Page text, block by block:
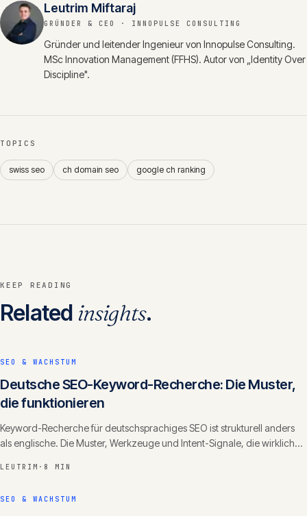
Leutrim Miftaraj
GRÜNDER & CEO · INNOPULSE CONSULTING
Gründer und leitender Ingenieur von Innopulse Consulting.
MSc Innovation Management (FFHS). Autor von „Identity Over
Discipline".
TOPICS
swiss seo ch domain seo google ch ranking
KEEP READING
Related insights.
SEO & WACHSTUM
Deutsche SEO-Keyword-Recherche: Die Muster,
die funktionieren
Keyword-Recherche für deutschsprachiges SEO ist strukturell anders
als englische. Die Muster, Werkzeuge und Intent-Signale, die wirklich
LEUTRIM · 8 MIN
SEO & WACHSTUM